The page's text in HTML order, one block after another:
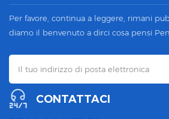
Per favore, continua a leggere, rimani
diamo il benvenuto a dirci cosa pensi
CONTATTACI